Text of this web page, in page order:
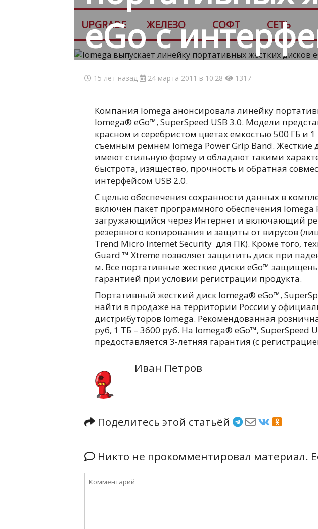
UPGRADE ЖЕЛЕЗО СОФТ СЕТЬ
eGo с
15 лет назад 24 марта 2011 в 10:28 1317
Компания Iomega анонсировала линейку
Iomega® eGo™, SuperSpeed USB 3.0. Модели
красном и серебристом цветах емкостью 500 ГБ и
съемным ремнем Iomega Power Grip Band. Жесткие
имеют стильную форму и обладают такими
быстрота, изящество, прочность и обратная
интерфейсом USB 2.0.
С целью обеспечения сохранности данных в
включен пакет программного обеспечения Iomega
загружающийся через Интернет и включающий
резервного копирования и защиты от вирусов
Trend Micro Internet Security для ПК). Кроме того,
Guard ™ Xtreme позволяет защитить диск при
м. Все портативные жесткие диски eGo™
гарантией при условии регистрации продукта.
Портативный жесткий диск Iomega® eGo™,
найти в продаже на территории России у
дистрибуторов Iomega. Рекомендованная
руб, 1 ТБ – 3600 руб. На Iomega® eGo™, SuperSpeed
предоставляется 3-летняя гарантия (с
Иван Петров
Поделитесь этой статьёй
Никто не прокомментировал материал.